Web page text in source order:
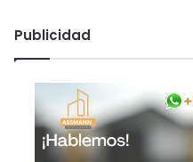
Publicidad